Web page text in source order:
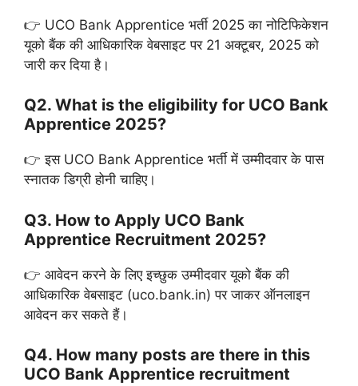
👉 UCO Bank Apprentice भर्ती 2025 का नोटिफिकेशन
यूको बैंक की आधिकारिक वेबसाइट पर 21 अक्टूबर, 2025 को
जारी कर दिया है।
Q2. What is the eligibility for UCO Bank
Apprentice 2025?
👉 इस UCO Bank Apprentice भर्ती में उम्मीदवार के पास
स्नातक डिग्री होनी चाहिए।
Q3. How to Apply UCO Bank
Apprentice Recruitment 2025?
👉 आवेदन करने के लिए इच्छुक उम्मीदवार यूको बैंक की
आधिकारिक वेबसाइट (uco.bank.in) पर जाकर ऑनलाइन
आवेदन कर सकते हैं।
Q4. How many posts are there in this
UCO Bank Apprentice recruitment